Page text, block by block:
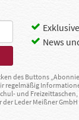
News
des Buttons
regelmäßig
und
Leder Meißner